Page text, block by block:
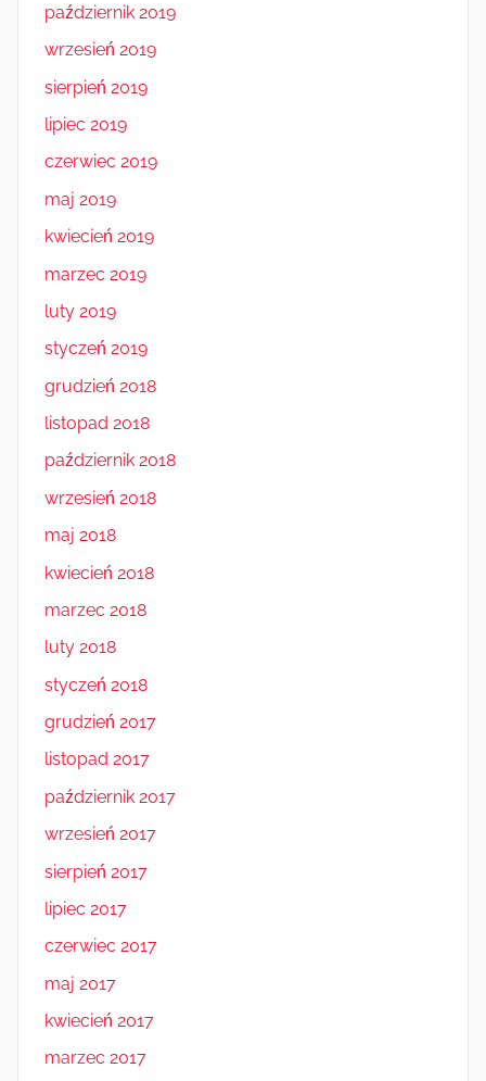
październik 2019
wrzesień 2019
sierpień 2019
lipiec 2019
czerwiec 2019
maj 2019
kwiecień 2019
marzec 2019
luty 2019
styczeń 2019
grudzień 2018
listopad 2018
październik 2018
wrzesień 2018
maj 2018
kwiecień 2018
marzec 2018
luty 2018
styczeń 2018
grudzień 2017
listopad 2017
październik 2017
wrzesień 2017
sierpień 2017
lipiec 2017
czerwiec 2017
maj 2017
kwiecień 2017
marzec 2017